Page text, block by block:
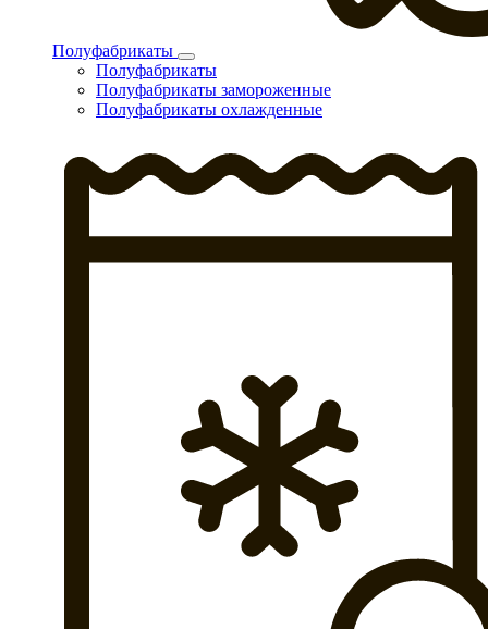
Полуфабрикаты
Полуфабрикаты
Полуфабрикаты замороженные
Полуфабрикаты охлажденные